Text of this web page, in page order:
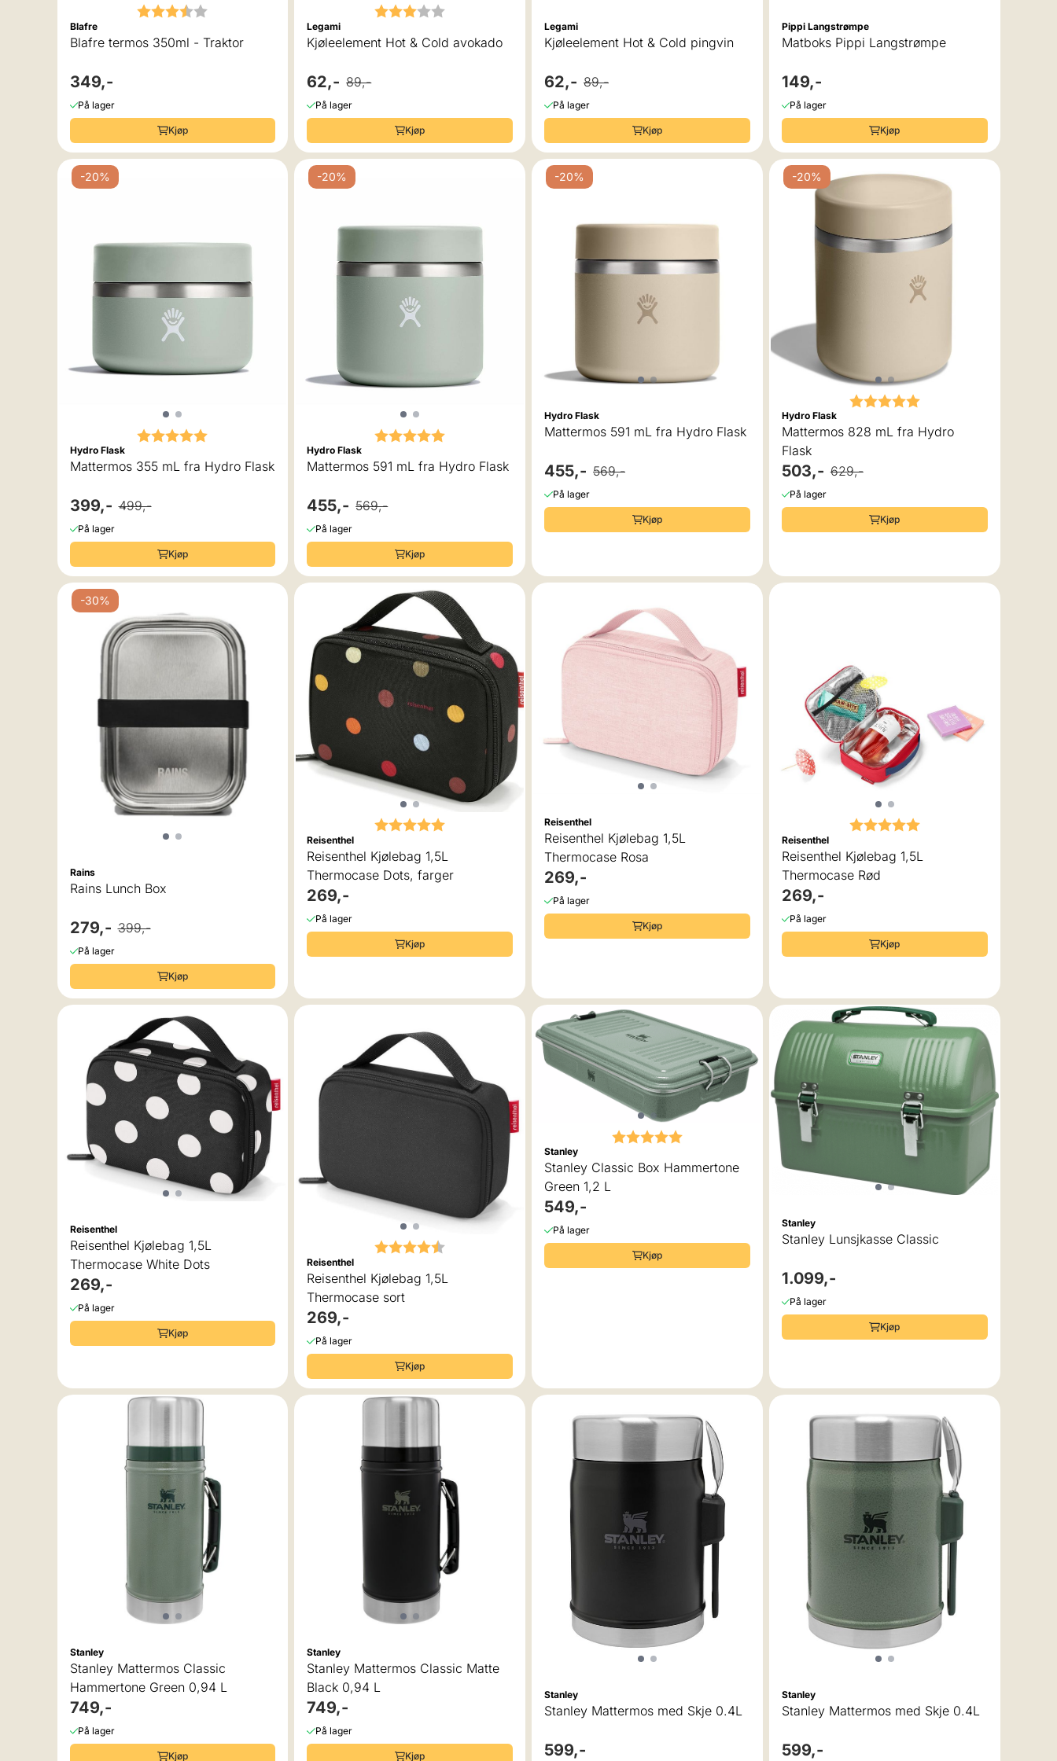
Karakter:
Blafre
Blafre termos 350ml - Traktor
349,-
På lager
Kjøp
Karakter:
Legami
Kjøleelement Hot & Cold avokado
62,- 89,-
På lager
Kjøp
Legami
Kjøleelement Hot & Cold pingvin
62,- 89,-
På lager
Kjøp
Pippi Langstrømpe
Matboks Pippi Langstrømpe
149,-
På lager
Kjøp
-20%
Karakter:
Hydro Flask
Mattermos 355 mL fra Hydro Flask
399,- 499,-
På lager
Kjøp
-20%
Karakter:
Hydro Flask
Mattermos 591 mL fra Hydro Flask
455,- 569,-
På lager
Kjøp
-20%
Hydro Flask
Mattermos 591 mL fra Hydro Flask
455,- 569,-
På lager
Kjøp
-20%
Karakter: 5.0 av 5 mulige
Hydro Flask
Mattermos 828 mL fra Hydro
Flask
503,- 629,-
På lager
Kjøp
-30%
Rains
Rains Lunch Box
279,- 399,-
På lager
Kjøp
Karakter:
Reisenthel
Reisenthel Kjølebag 1,5L
Thermocase Dots, farger
269,-
På lager
Kjøp
Reisenthel
Reisenthel Kjølebag 1,5L
Thermocase Rosa
269,-
På lager
Kjøp
Karakter: 5.0 av 5 mulige
Reisenthel
Reisenthel Kjølebag 1,5L
Thermocase Rød
269,-
På lager
Kjøp
Reisenthel
Reisenthel Kjølebag 1,5L
Thermocase White Dots
269,-
På lager
Kjøp
Karakter:
Reisenthel
Reisenthel Kjølebag 1,5L
Thermocase sort
269,-
På lager
Kjøp
Karakter: 5.0 av 5 mulige
Stanley
Stanley Classic Box Hammertone
Green 1,2 L
549,-
På lager
Kjøp
Stanley
Stanley Lunsjkasse Classic
1.099,-
På lager
Kjøp
Stanley
Stanley Mattermos Classic
Hammertone Green 0,94 L
749,-
På lager
Kjøp
Stanley
Stanley Mattermos Classic Matte
Black 0,94 L
749,-
På lager
Kjøp
Stanley
Stanley Mattermos med Skje 0.4L
599,-
Stanley
Stanley Mattermos med Skje 0.4L
599,-